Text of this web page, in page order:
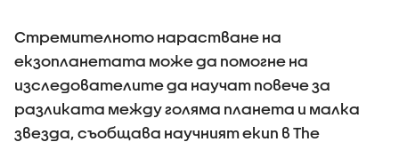
Стремителното нарастване на
екзопланетата може да помогне на
изследователите да научат повече за
разликата между голяма планета и малка
звезда, съобщава научният екип в The